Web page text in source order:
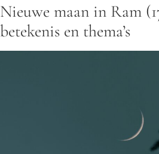
Nieuwe maan in Ram
betekenis en thema’s